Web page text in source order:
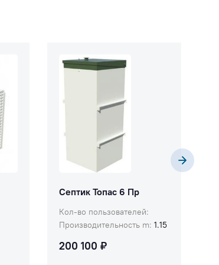
сооружений.
Септик Топас 6 Пр
Кол-во пользователей:
Производительность m: 1.15
200 100 ₽